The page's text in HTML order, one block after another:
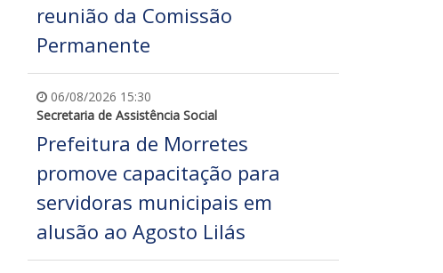
reunião da Comissão
Permanente
06/08/2026 15:30
Secretaria de Assistência Social
Prefeitura de Morretes
promove capacitação para
servidoras municipais em
alusão ao Agosto Lilás